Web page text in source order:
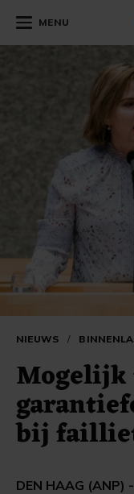
MENU
NIEUWS /
Mogelijk
bij
DEN HAAG